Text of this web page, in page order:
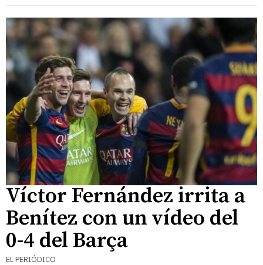
Víctor Fernández irrita a
Benítez con un vídeo del
0-4 del Barça
EL PERIÓDICO